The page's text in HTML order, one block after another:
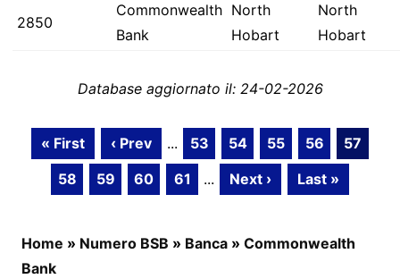
2850
Commonwealth
Bank
North
Hobart
North
Hobart
Database aggiornato il: 24-02-2026
« First ‹ Prev ... 53 54 55 56
57
58
59 60 61 ... Next › Last »
Home » Numero BSB » Banca » Commonwealth
Bank